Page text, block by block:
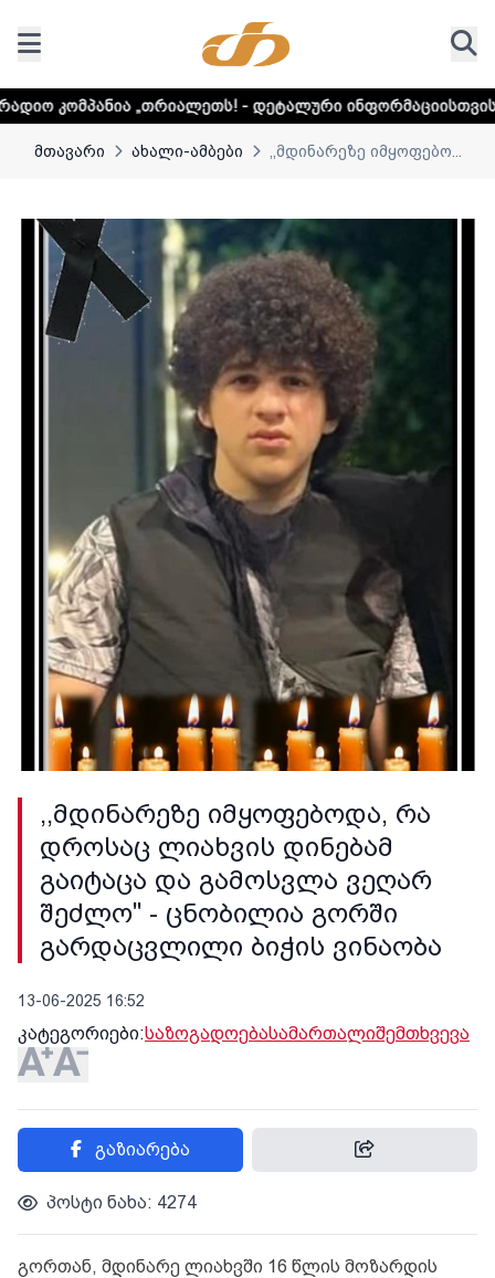
- დეტალური ინფორმაციისთვის დააკლიკეთ
მთავარი ახალი-ამბები ,,მდინარეზე იმყოფებო...
,,მდინარეზე იმყოფებოდა, რა
დროსაც ლიახვის დინებამ
გაიტაცა და გამოსვლა ვეღარ
შეძლო'' - ცნობილია გორში
გარდაცვლილი ბიჭის ვინაობა
13-06-2025 16:52
კატეგორიები:საზოგადოებასამართალიშემთხვევა
გაზიარება
პოსტი ნახა: 4274
გორთან, მდინარე ლიახვში 16 წლის მოზარდის